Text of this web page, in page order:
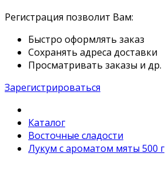
Регистрация позволит Вам:
Быстро оформлять заказ
Сохранять адреса доставки
Просматривать заказы и др.
Зарегистрироваться
Каталог
Восточные сладости
Лукум с ароматом мяты 500 г